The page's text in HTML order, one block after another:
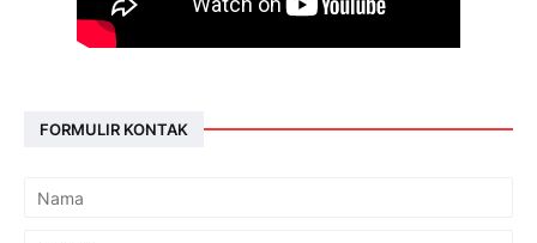
FORMULIR KONTAK